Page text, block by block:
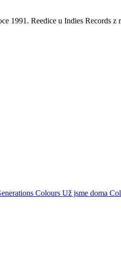
1991. Reedice u Indies Records
Colours Už jsme doma